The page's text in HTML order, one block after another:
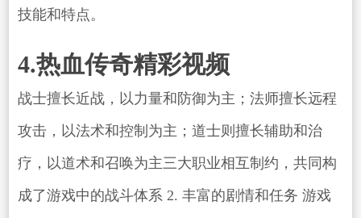
技能和特点。
4.热血传奇精彩视频
战士擅长近战，以力量和防御为主；法师擅长远程
攻击，以法术和控制为主；道士则擅长辅助和治
疗，以道术和召唤为主三大职业相互制约，共同构
成了游戏中的战斗体系 2. 丰富的剧情和任务 游戏